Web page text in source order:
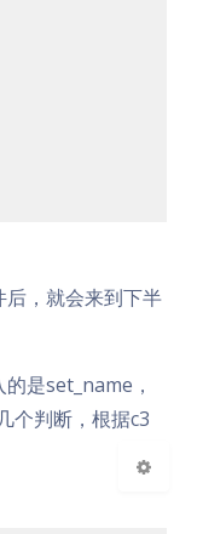
Sans Serif Serif
暗化 灰度
，就会来到下半
是set_name，
个判断，根据c3